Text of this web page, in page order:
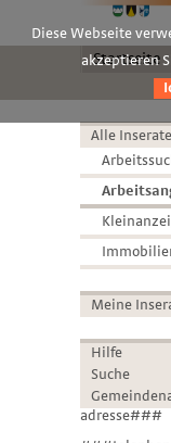
Startseite
Alle Inserate
Meine
Hilfe
Suche
adresse###
Diese Webseite
akzeptieren